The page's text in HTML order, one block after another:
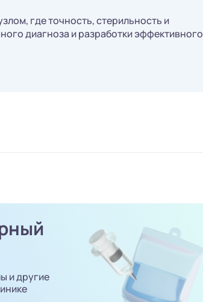
где точность, стерильность и
диагноза и разработки эффективного
и другие